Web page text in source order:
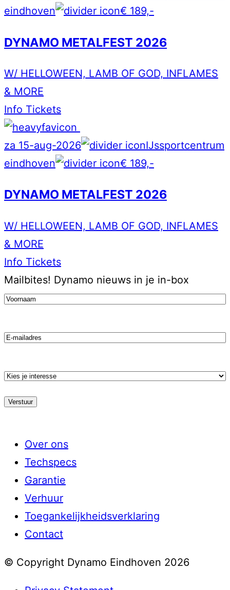
eindhoven
€ 189,-
DYNAMO METALFEST 2026
W/ HELLOWEEN, LAMB OF GOD, INFLAMES
& MORE
Info Tickets
za 15-aug-2026
IJssportcentrum
eindhoven
€ 189,-
DYNAMO METALFEST 2026
W/ HELLOWEEN, LAMB OF GOD, INFLAMES
& MORE
Info Tickets
Mailbites! Dynamo nieuws in je in-box
Voornaam(Vereist)
Email
Kies
stroming
Over ons
Techspecs
Garantie
Verhuur
Toegankelijkheidsverklaring
Contact
© Copyright Dynamo Eindhoven 2026